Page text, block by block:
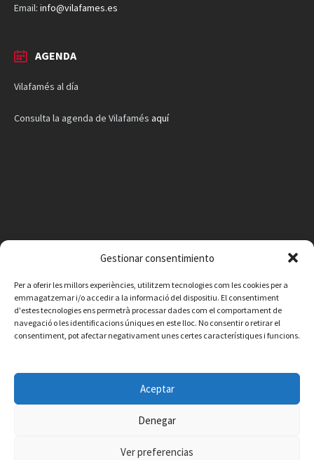
Gestionar consentimiento
Per a oferir les millors experiències, utilitzem tecnologies com les cookies per a
emmagatzemar i/o accedir a la informació del dispositiu. El consentiment
d'estes tecnologies ens permetrà processar dades com el comportament de
navegació o les identificacions úniques en este lloc. No consentir o retirar el
consentiment, pot afectar negativament unes certes característiques i funcions.
Aceptar
Denegar
Ver preferencias
Email: info@vilafames.es
AGENDA
Vilafamés al día
Consulta la agenda de Vilafamés aquí
Política de privacitat
© 2026 Ajuntament de Vilafamés - Desarrollada por